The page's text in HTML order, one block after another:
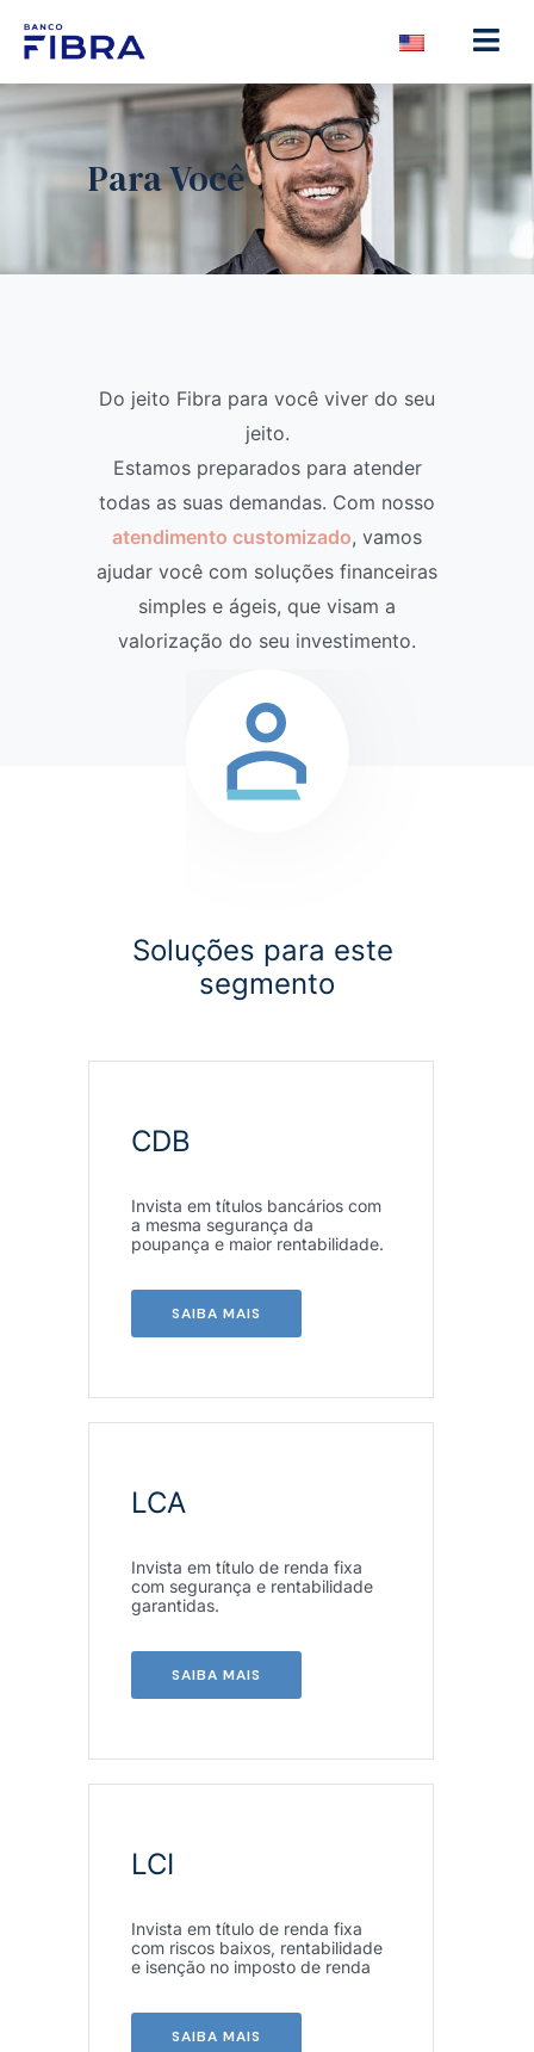
Para Você
Do jeito Fibra para você viver do seu
jeito.
Estamos preparados para atender
todas as suas demandas. Com nosso
atendimento customizado, vamos
ajudar você com soluções financeiras
simples e ágeis, que visam a
valorização do seu investimento.
Soluções para este
segmento
CDB
Invista em títulos bancários com
a mesma segurança da
poupança e maior rentabilidade.
SAIBA MAIS
LCA
Invista em título de renda fixa
com segurança e rentabilidade
garantidas.
SAIBA MAIS
LCI
Invista em título de renda fixa
com riscos baixos, rentabilidade
e isenção no imposto de renda
SAIBA MAIS